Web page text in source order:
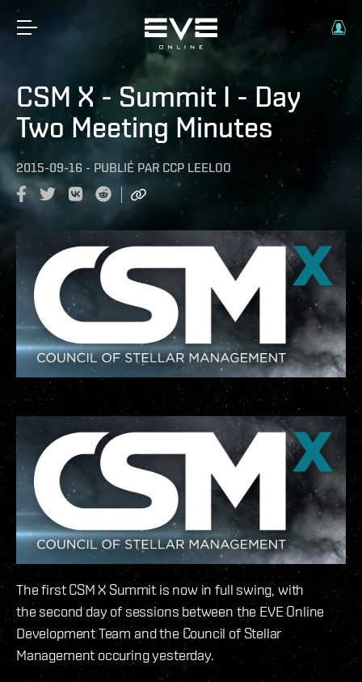
CSM X - Summit I - Day
Two Meeting Minutes
2015-09-16 - PUBLIÉ PAR CCP LEELOO
The first CSM X Summit is now in full swing, with
the second day of sessions between the EVE Online
Development Team and the Council of Stellar
Management occuring yesterday.